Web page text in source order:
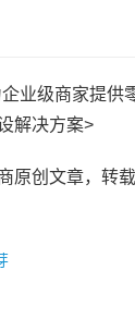
业级商家提供
解决方案>
创文章，转载